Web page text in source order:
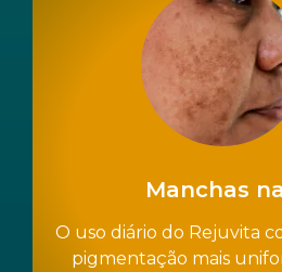
Manchas
O uso diário do Rejuvita
pigmentação mais